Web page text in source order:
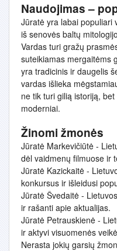
Naudojimas –
Jūratė yra labai populiari
iš senovės baltų
Vardas turi gražų
suteikiamas mergaitėms
yra tradicinis ir daugelis
vardas išlieka
ne tik turi gilią istoriją,
moderniai.
Žinomi žmonės
Jūratė Markevičiūtė -
dėl vaidmenų filmuose ir
Jūratė Kazickaitė -
konkursus ir išleidusi
Jūratė Švedaitė -
ir rašanti apie aktualijas.
Jūratė Petrauskienė -
ir aktyvi visuomenės
Nerasta jokių garsių